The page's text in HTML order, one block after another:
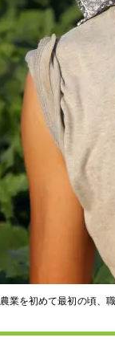
農業を初めて最初の頃、